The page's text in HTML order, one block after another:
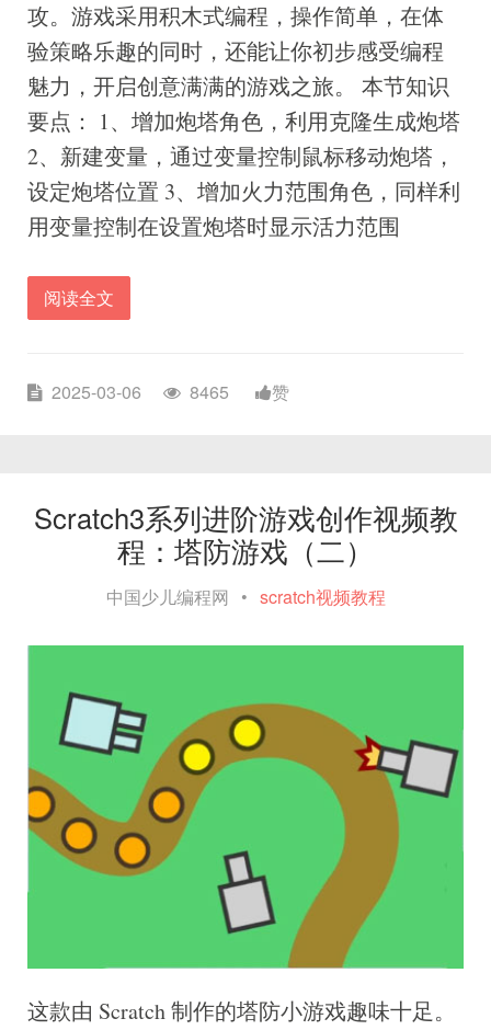
攻。游戏采用积木式编程，操作简单，在体
验策略乐趣的同时，还能让你初步感受编程
魅力，开启创意满满的游戏之旅。 本节知识
要点： 1、增加炮塔角色，利用克隆生成炮塔
2、新建变量，通过变量控制鼠标移动炮塔，
设定炮塔位置 3、增加火力范围角色，同样利
用变量控制在设置炮塔时显示活力范围
阅读全文
2025-03-06 8465 赞
Scratch3系列进阶游戏创作视频教
程：塔防游戏（二）
中国少儿编程网 • scratch视频教程
这款由 Scratch 制作的塔防小游戏趣味十足。